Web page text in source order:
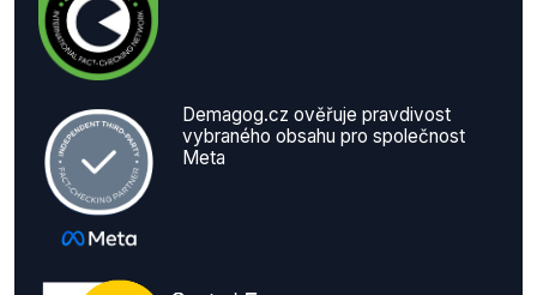
Demagog.cz ověřuje pravdivost
vybraného obsahu pro společnost
Meta